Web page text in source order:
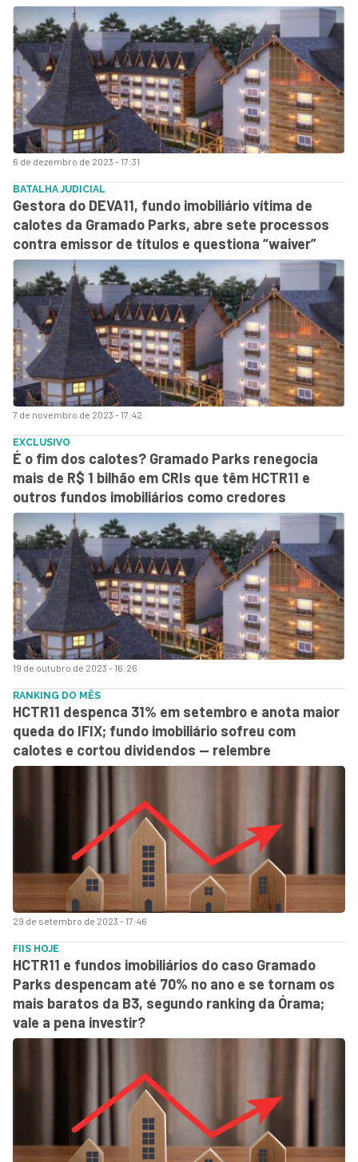
6 de dezembro de 2023 - 17:31
7 de novembro de 2023 - 17:42
BATALHA JUDICIAL
Gestora do DEVA11, fundo imobiliário vítima de
calotes da Gramado Parks, abre sete processos
contra emissor de títulos e questiona “waiver”
19 de outubro de 2023 - 16:26
EXCLUSIVO
É o fim dos calotes? Gramado Parks renegocia
mais de R$ 1 bilhão em CRIs que têm HCTR11 e
outros fundos imobiliários como credores
29 de setembro de 2023 - 17:46
RANKING DO MÊS
HCTR11 despenca 31% em setembro e anota maior
queda do IFIX; fundo imobiliário sofreu com
calotes e cortou dividendos — relembre
FIIS HOJE
HCTR11 e fundos imobiliários do caso Gramado
Parks despencam até 70% no ano e se tornam os
mais baratos da B3, segundo ranking da Órama;
vale a pena investir?